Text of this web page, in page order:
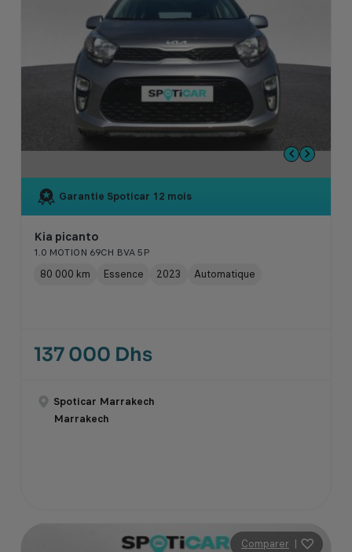
Garantie Spoticar 12 mois
Kia picanto
1.0 MOTION 69CH BVA 5P
80 000 km Essence 2023 Automatique
137 000 Dhs
Spoticar Marrakech
Marrakech
Comparer |